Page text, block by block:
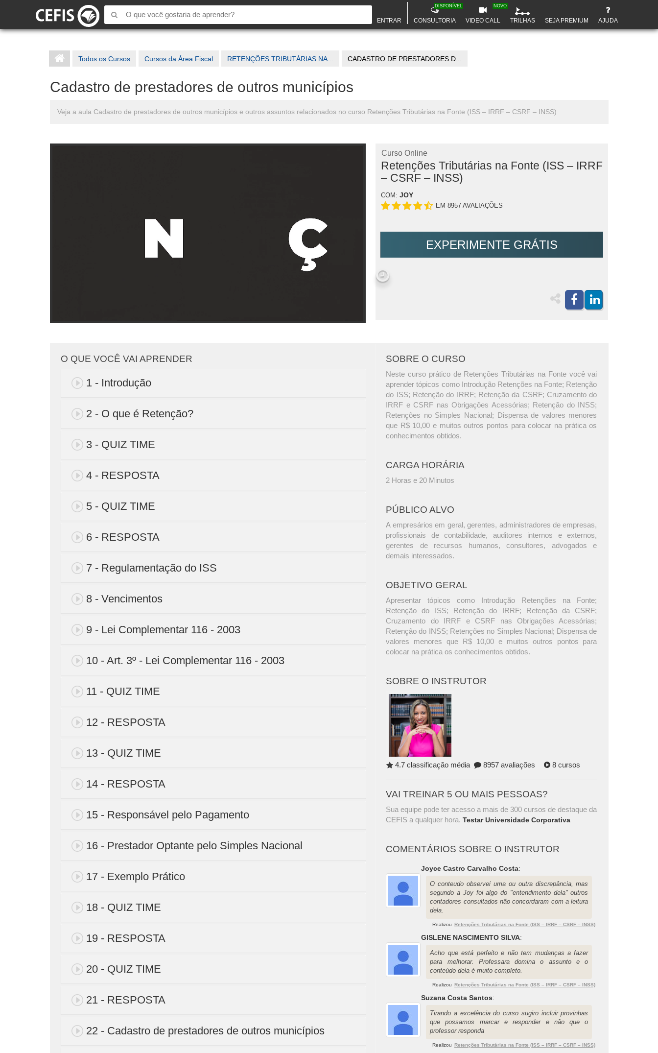
ENTRAR CONSULTORIA
DISPONÍVEL
VIDEO CALL
NOVO
TRILHAS SEJA PREMIUM AJUDA
Todos os Cursos Cursos da Área Fiscal RETENÇÕES TRIBUTÁRIAS NA... CADASTRO DE PRESTADORES D...
Cadastro de prestadores de outros municípios
Veja a aula Cadastro de prestadores de outros municípios e outros assuntos relacionados no curso Retenções Tributárias na Fonte (ISS – IRRF – CSRF – INSS)
Curso Online
Retenções Tributárias na Fonte (ISS – IRRF
– CSRF – INSS)
COM: JOY
EM 8957 AVALIAÇÕES
EXPERIMENTE GRÁTIS
O QUE VOCÊ VAI APRENDER
1 - Introdução
2 - O que é Retenção?
3 - QUIZ TIME
4 - RESPOSTA
5 - QUIZ TIME
6 - RESPOSTA
7 - Regulamentação do ISS
8 - Vencimentos
9 - Lei Complementar 116 - 2003
10 - Art. 3º - Lei Complementar 116 - 2003
11 - QUIZ TIME
12 - RESPOSTA
13 - QUIZ TIME
14 - RESPOSTA
15 - Responsável pelo Pagamento
16 - Prestador Optante pelo Simples Nacional
17 - Exemplo Prático
18 - QUIZ TIME
19 - RESPOSTA
20 - QUIZ TIME
21 - RESPOSTA
22 - Cadastro de prestadores de outros municípios
SOBRE O CURSO
Neste curso prático de Retenções Tributárias na Fonte você vai
aprender tópicos como Introdução Retenções na Fonte; Retenção
do ISS; Retenção do IRRF; Retenção da CSRF; Cruzamento do
IRRF e CSRF nas Obrigações Acessórias; Retenção do INSS;
Retenções no Simples Nacional; Dispensa de valores menores
que R$ 10,00 e muitos outros pontos para colocar na prática os
conhecimentos obtidos.
CARGA HORÁRIA
2 Horas e 20 Minutos
PÚBLICO ALVO
A empresários em geral, gerentes, administradores de empresas,
profissionais de contabilidade, auditores internos e externos,
gerentes de recursos humanos, consultores, advogados e
demais interessados.
OBJETIVO GERAL
Apresentar tópicos como Introdução Retenções na Fonte;
Retenção do ISS; Retenção do IRRF; Retenção da CSRF;
Cruzamento do IRRF e CSRF nas Obrigações Acessórias;
Retenção do INSS; Retenções no Simples Nacional; Dispensa de
valores menores que R$ 10,00 e muitos outros pontos para
colocar na prática os conhecimentos obtidos.
SOBRE O INSTRUTOR
4.7 classificação média 8957 avaliações 8 cursos
VAI TREINAR 5 OU MAIS PESSOAS?
Sua equipe pode ter acesso a mais de 300 cursos de destaque da
CEFIS a qualquer hora.Testar Universidade Corporativa
COMENTÁRIOS SOBRE O INSTRUTOR
Joyce Castro Carvalho Costa:
O conteudo observei uma ou outra discrepância, mas
segundo a Joy foi algo do "entendimento dela" outros
contadores consultados não concordaram com a leitura
dela.
Realizou Retenções Tributárias na Fonte (ISS – IRRF – CSRF – INSS)
GISLENE NASCIMENTO SILVA:
Acho que está perfeito e não tem mudanças a fazer
para melhorar. Professara domina o assunto e o
conteúdo dela é muito completo.
Realizou Retenções Tributárias na Fonte (ISS – IRRF – CSRF – INSS)
Suzana Costa Santos:
Tirando a excelência do curso sugiro incluir provinhas
que possamos marcar e responder e não que o
professor responda
Realizou Retenções Tributárias na Fonte (ISS – IRRF – CSRF – INSS)